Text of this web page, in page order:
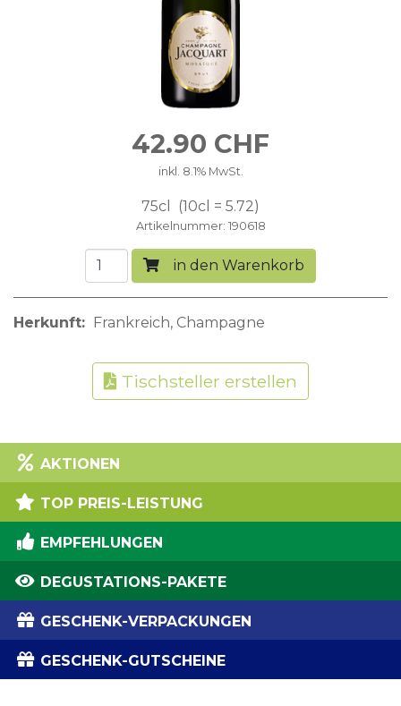
42.90 CHF
inkl. 8.1% MwSt.
75cl 10cl = 5.72
Artikelnummer 190618
in den Warenkorb
Herkunft Frankreich Champagne
Tischsteller erstellen
AKTIONEN
TOP PREIS-LEISTUNG
EMPFEHLUNGEN
DEGUSTATIONS-PAKETE
GESCHENK-VERPACKUNGEN
GESCHENK-GUTSCHEINE